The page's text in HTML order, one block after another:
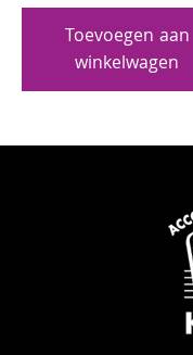
Toevoegen aan
winkelwagen